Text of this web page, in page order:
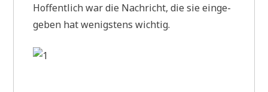
Hof­fent­lich war die Nach­richt, die sie ein­ge­
ge­ben hat wenig­stens wichtig.